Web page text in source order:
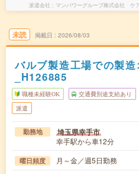
派遣会社 マンパワーグループ株式会社 ケ
未読 掲載日 2026/08/03
バルブ製造工場での製
_H126885
職種未経験OK 交通費別途支給あり
派遣
勤務地 埼玉県幸手市
幸手駅から車12分
曜日頻度 月～金／週5日勤務